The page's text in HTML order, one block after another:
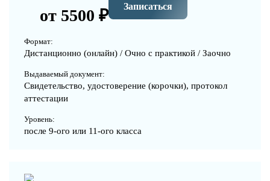
от 5500 ₽ Записаться
Формат:
Дистанционно (онлайн) / Очно с практикой / Заочно
Выдаваемый документ:
Свидетельство, удостоверение (корочки), протокол
аттестации
Уровень:
после 9-ого или 11-ого класса